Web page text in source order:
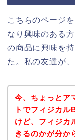
こちらのページ
なり興味のある
の商品に興味を
た。私の友達が、
今、ちょっとア
トでフィジカル
けど、フィジカ
きるのかが分か